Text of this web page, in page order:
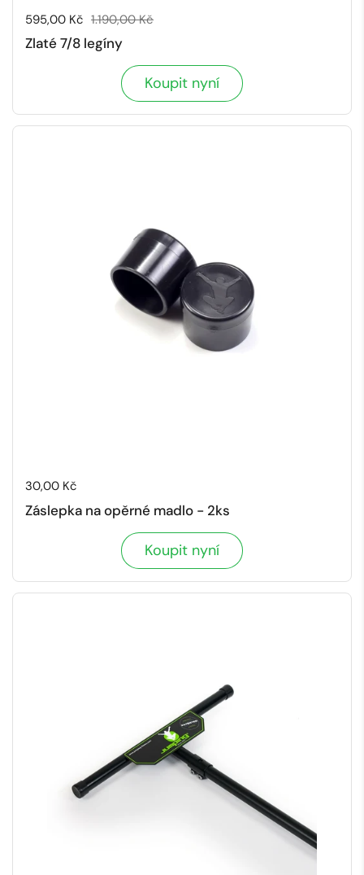
Cena ve výprodeji:
595,00 Kč Běžná cena:
1.190,00 Kč
Zlaté 7/8 legíny
Koupit nyní
Cena:
30,00 Kč
Záslepka na opěrné madlo - 2ks
Koupit nyní